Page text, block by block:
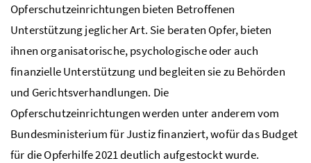
Opferschutzeinrichtungen bieten Betroffenen
Unterstützung jeglicher Art. Sie beraten Opfer, bieten
ihnen organisatorische, psychologische oder auch
finanzielle Unterstützung und begleiten sie zu Behörden
und Gerichtsverhandlungen. Die
Opferschutzeinrichtungen werden unter anderem vom
Bundesministerium für Justiz finanziert, wofür das Budget
für die Opferhilfe 2021 deutlich aufgestockt wurde.